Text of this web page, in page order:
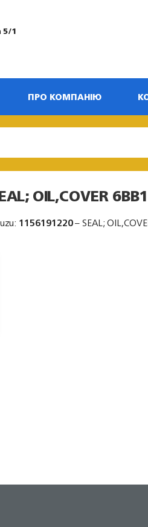
5/1
ПРО КОМПАНІЮ
OIL,COVER
1156191220– SEAL;